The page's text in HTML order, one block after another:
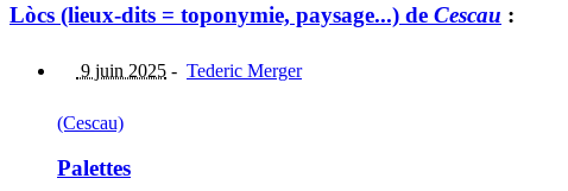
Lòcs (lieux-dits = toponymie, paysage...) de Cescau :
9 juin 2025 - Tederic Merger
(Cescau)
Palettes